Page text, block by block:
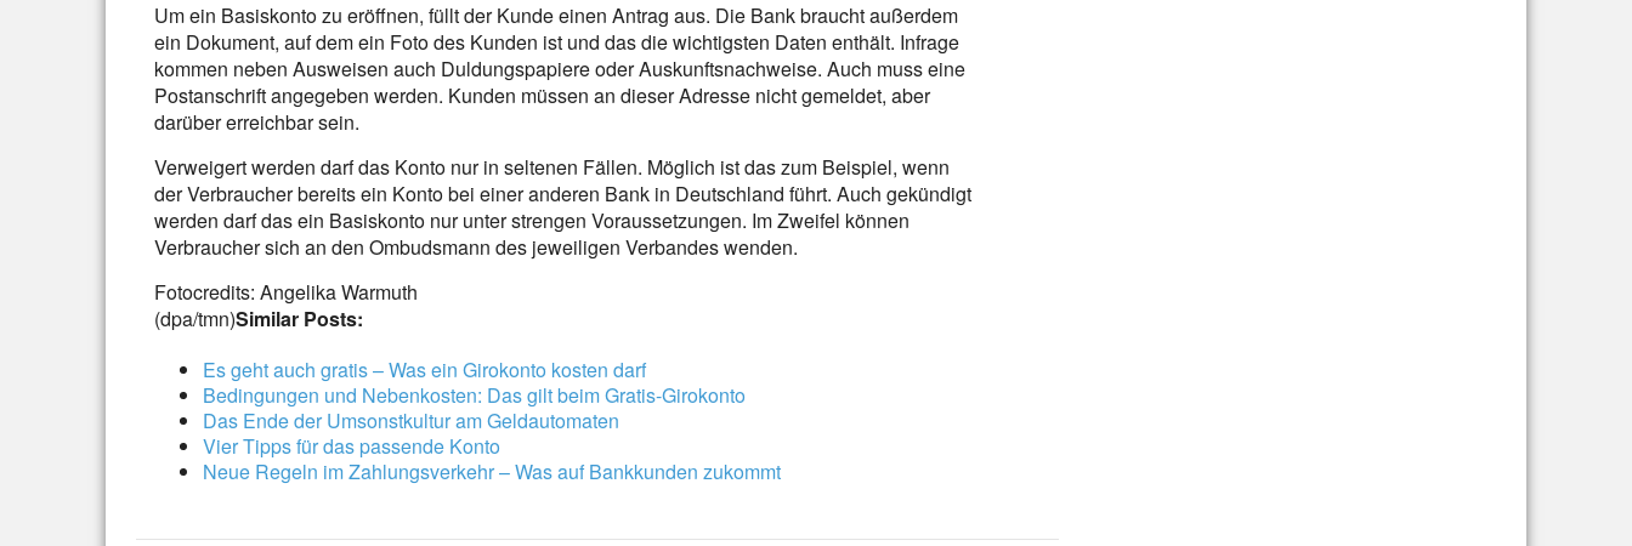
Um ein Basiskonto zu eröffnen, füllt der Kunde einen Antrag aus. Die Bank braucht außerdem
ein Dokument, auf dem ein Foto des Kunden ist und das die wichtigsten Daten enthält. Infrage
kommen neben Ausweisen auch Duldungspapiere oder Auskunftsnachweise. Auch muss eine
Postanschrift angegeben werden. Kunden müssen an dieser Adresse nicht gemeldet, aber
darüber erreichbar sein.
Verweigert werden darf das Konto nur in seltenen Fällen. Möglich ist das zum Beispiel, wenn
der Verbraucher bereits ein Konto bei einer anderen Bank in Deutschland führt. Auch gekündigt
werden darf das ein Basiskonto nur unter strengen Voraussetzungen. Im Zweifel können
Verbraucher sich an den Ombudsmann des jeweiligen Verbandes wenden.
Fotocredits: Angelika Warmuth
(dpa/tmn)Similar Posts:
Es geht auch gratis – Was ein Girokonto kosten darf
Bedingungen und Nebenkosten: Das gilt beim Gratis-Girokonto
Das Ende der Umsonstkultur am Geldautomaten
Vier Tipps für das passende Konto
Neue Regeln im Zahlungsverkehr – Was auf Bankkunden zukommt